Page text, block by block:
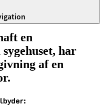
en
har
af en